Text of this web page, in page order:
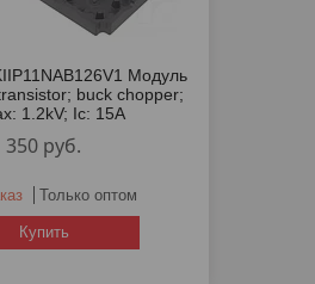
Модуль
buck chopper;
1.2kV; Ic: 15A
350 руб.
Только оптом
Купить